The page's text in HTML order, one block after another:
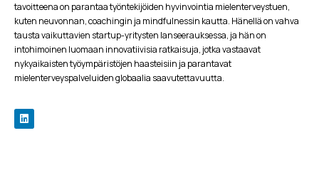
tavoitteena on parantaa työntekijöiden hyvinvointia mielenterveystuen,
kuten neuvonnan, coachingin ja mindfulnessin kautta. Hänellä on vahva
tausta vaikuttavien startup-yritysten lanseerauksessa, ja hän on
intohimoinen luomaan innovatiivisia ratkaisuja, jotka vastaavat
nykyaikaisten työympäristöjen haasteisiin ja parantavat
mielenterveyspalveluiden globaalia saavutettavuutta.